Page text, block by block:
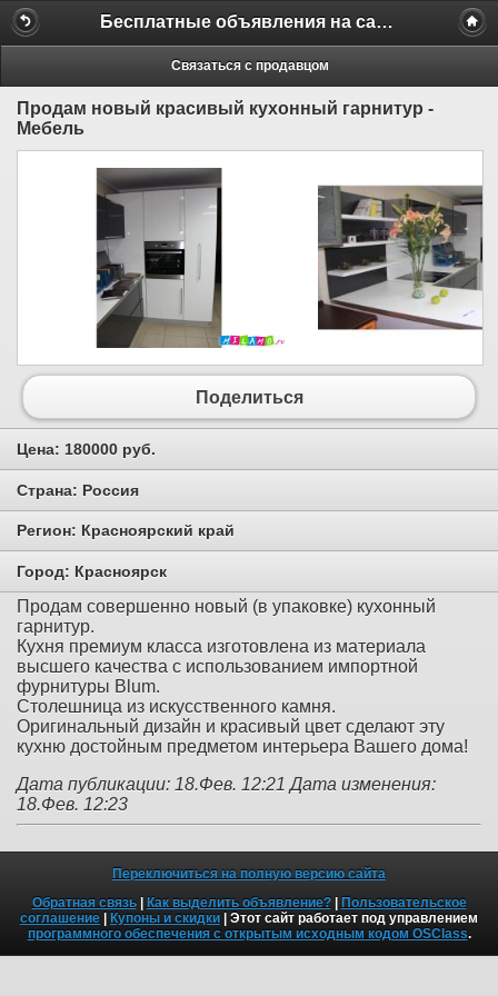
Бесплатные объявления на сайте MILAMO.ru
Связаться с продавцом
Продам новый красивый кухонный гарнитур -
Мебель
Поделиться
Цена: 180000 руб.
Страна: Россия
Регион: Красноярский край
Город: Красноярск
Продам совершенно новый (в упаковке) кухонный
гарнитур.
Кухня премиум класса изготовлена из материала
высшего качества с использованием импортной
фурнитуры Blum.
Столешница из искусственного камня.
Оригинальный дизайн и красивый цвет сделают эту
кухню достойным предметом интерьера Вашего дома!
Дата публикации: 18.Фев. 12:21 Дата изменения:
18.Фев. 12:23
Переключиться на полную версию сайта
Обратная связь| Как выделить объявление?| Пользовательское
соглашение | Купоны и скидки | Этот сайт работает под управлением
программного обеспечения с открытым исходным кодом OSClass.